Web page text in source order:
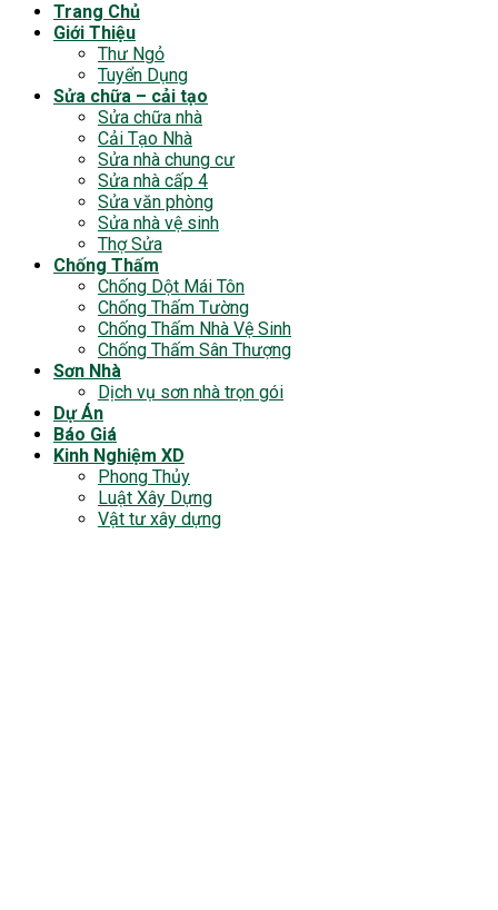
Trang Chủ
Giới Thiệu
Thư Ngỏ
Tuyển Dụng
Sửa chữa – cải tạo
Sửa chữa nhà
Cải Tạo Nhà
Sửa nhà chung cư
Sửa nhà cấp 4
Sửa văn phòng
Sửa nhà vệ sinh
Thợ Sửa
Chống Thấm
Chống Dột Mái Tôn
Chống Thấm Tường
Chống Thấm Nhà Vệ Sinh
Chống Thấm Sân Thượng
Sơn Nhà
Dịch vụ sơn nhà trọn gói
Dự Án
Báo Giá
Kinh Nghiệm XD
Phong Thủy
Luật Xây Dựng
Vật tư xây dựng